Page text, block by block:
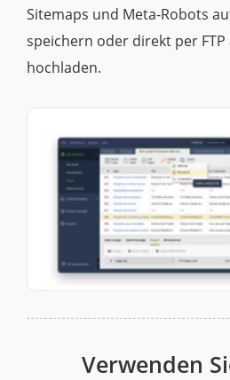
Sitemaps und Meta-Robots
speichern oder direkt per
hochladen.
Verwenden